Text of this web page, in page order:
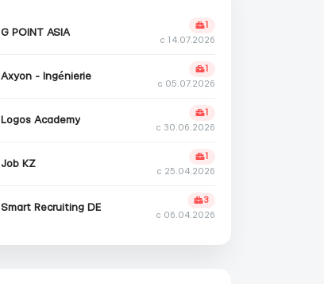
G POINT ASIA
1
с 14.07.2026
Axyon - Ingénierie
1
с 05.07.2026
Logos Academy
1
с 30.06.2026
Job KZ
1
с 25.04.2026
Smart Recruiting DE
3
с 06.04.2026